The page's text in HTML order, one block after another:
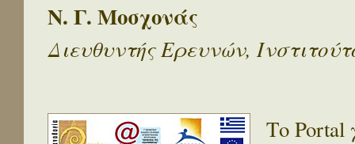
Ν. Γ. Μοσχονάς
Διευθυντής Ερευνών,
Το Portal